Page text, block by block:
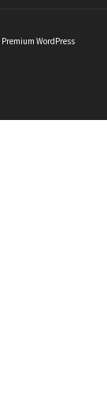
Premium WordPress